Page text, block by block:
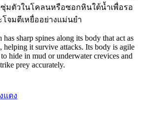
มตัวในโคลนหรือซอกหินใต้น้ำเพื่อรอ
โจมตีเหยื่ออย่างแม่นยำ
sharp spines along its body that act as
helping it survive attacks. Its body is agile
hide in mud or underwater crevices and
prey accurately.
แดง